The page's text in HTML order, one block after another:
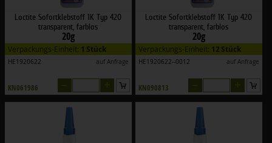
Loctite Sofortklebstoff 1K Typ 420
transparent, farblos
20g
Verpackungs-Einheit: 1 Stück
HE1920622 auf Anfrage
KN061986
Loctite Sofortklebstoff 1K Typ 420
transparent, farblos
20g
Verpackungs-Einheit: 12 Stück
HE1920622--0012 auf Anfrage
KN090813